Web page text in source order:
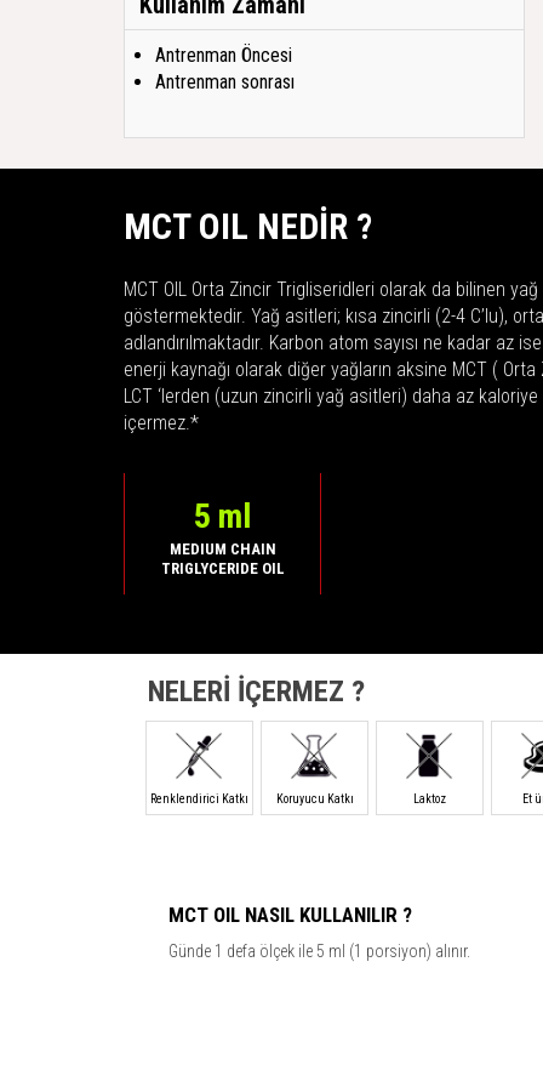
Antrenman Öncesi
Antrenman sonrası
MCT OIL NEDİR ?
MCT OIL Orta Zincir Trigliseridleri olarak da bilinen
göstermektedir. Yağ asitleri; kısa zincirli (2-4 C’lu),
adlandırılmaktadır. Karbon atom sayısı ne kadar az
enerji kaynağı olarak diğer yağların aksine MCT (
LCT ‘lerden (uzun zincirli yağ asitleri) daha az
içermez. *
5 ml
MEDIUM CHAIN
TRIGLYCERIDE OIL
NELERİ İÇERMEZ ?
Renklendirici Katkı Koruyucu Katkı Laktoz Et
MCT OIL NASIL KULLANILIR ?
Günde 1 defa ölçek ile 5 ml (1 porsiyon) alınır.